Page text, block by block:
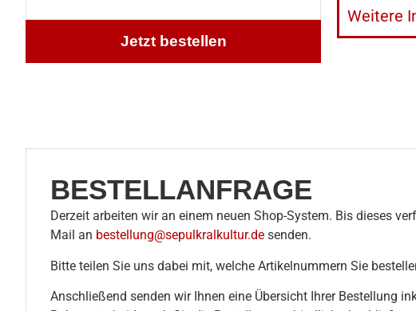
Jetzt bestellen
Weitere
BESTELLANFRAGE
Derzeit arbeiten wir an einem neuen Shop-System. Bis dieses
Mail an bestellung@sepulkralkultur.de senden.
Bitte teilen Sie uns dabei mit, welche Artikelnummern Sie
Anschließend senden wir Ihnen eine Übersicht Ihrer Bestellung